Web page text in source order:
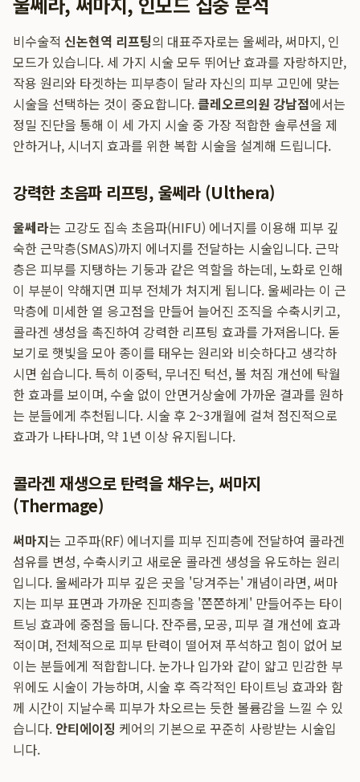
비수술적 신논현역 리프팅의 대표주자로는 울쎄라, 써마지, 인
모드가 있습니다. 세 가지 시술 모두 뛰어난 효과를 자랑하지만,
작용 원리와 타겟하는 피부층이 달라 자신의 피부 고민에 맞는
시술을 선택하는 것이 중요합니다.클레오르의원 강남점에서는
정밀 진단을 통해 이 세 가지 시술 중 가장 적합한 솔루션을 제
안하거나, 시너지 효과를 위한 복합 시술을 설계해 드립니다.
강력한 초음파 리프팅, 울쎄라 (Ulthera)
울쎄라는 고강도 집속 초음파(HIFU) 에너지를 이용해 피부 깊
숙한 근막층(SMAS)까지 에너지를 전달하는 시술입니다. 근막
층은 피부를 지탱하는 기둥과 같은 역할을 하는데, 노화로 인해
이 부분이 약해지면 피부 전체가 처지게 됩니다. 울쎄라는 이 근
막층에 미세한 열 응고점을 만들어 늘어진 조직을 수축시키고,
콜라겐 생성을 촉진하여 강력한 리프팅 효과를 가져옵니다. 돋
보기로 햇빛을 모아 종이를 태우는 원리와 비슷하다고 생각하
시면 쉽습니다. 특히 이중턱, 무너진 턱선, 볼 처짐 개선에 탁월
한 효과를 보이며, 수술 없이 안면거상술에 가까운 결과를 원하
는 분들에게 추천됩니다. 시술 후 2~3개월에 걸쳐 점진적으로
효과가 나타나며, 약 1년 이상 유지됩니다.
콜라겐 재생으로 탄력을 채우는, 써마지
(Thermage)
써마지는 고주파(RF) 에너지를 피부 진피층에 전달하여 콜라겐
섬유를 변성, 수축시키고 새로운 콜라겐 생성을 유도하는 원리
입니다. 울쎄라가 피부 깊은 곳을 '당겨주는' 개념이라면, 써마
지는 피부 표면과 가까운 진피층을 '쫀쫀하게' 만들어주는 타이
트닝 효과에 중점을 둡니다. 잔주름, 모공, 피부 결 개선에 효과
적이며, 전체적으로 피부 탄력이 떨어져 푸석하고 힘이 없어 보
이는 분들에게 적합합니다. 눈가나 입가와 같이 얇고 민감한 부
위에도 시술이 가능하며, 시술 후 즉각적인 타이트닝 효과와 함
께 시간이 지날수록 피부가 차오르는 듯한 볼륨감을 느낄 수 있
습니다. 안티에이징 케어의 기본으로 꾸준히 사랑받는 시술입
니다.